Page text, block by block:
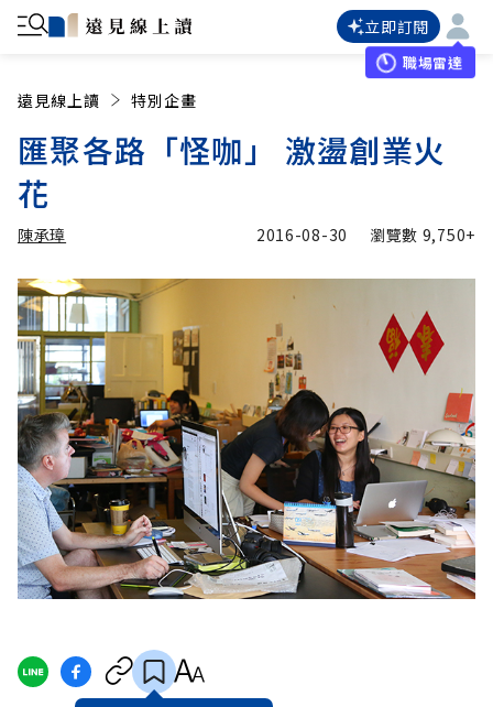
立即訂閱
職場雷達
遠見線上讀 特別企畫
匯聚各路「怪咖」 激盪創業火
花
陳承璋
陳承璋 加入追蹤
2016-08-30 瀏覽數 9,750+